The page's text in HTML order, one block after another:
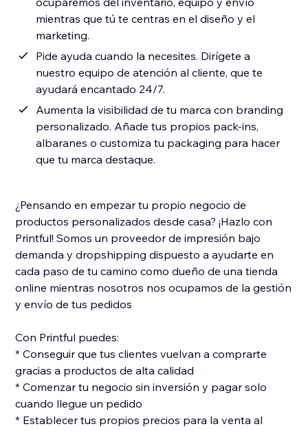
mientras que tú te centras en el diseño y el
marketing.
Pide ayuda cuando la necesites. Dirígete a
nuestro equipo de atención al cliente, que te
ayudará encantado 24/7.
Aumenta la visibilidad de tu marca con branding
personalizado. Añade tus propios pack-ins,
albaranes o customiza tu packaging para hacer
que tu marca destaque.
¿Pensando en empezar tu propio negocio de
productos personalizados desde casa? ¡Hazlo con
Printful! Somos un proveedor de impresión bajo
demanda y dropshipping dispuesto a ayudarte en
cada paso de tu camino como dueño de una tienda
online mientras nosotros nos ocupamos de la gestión
y envío de tus pedidos
Con Printful puedes:
* Conseguir que tus clientes vuelvan a comprarte
gracias a productos de alta calidad
* Comenzar tu negocio sin inversión y pagar solo
cuando llegue un pedido
* Establecer tus propios precios para la venta al